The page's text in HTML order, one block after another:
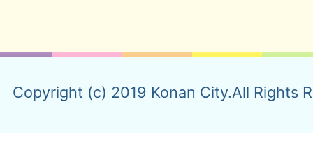
Copyright (c) 2019 Konan City.All Rights